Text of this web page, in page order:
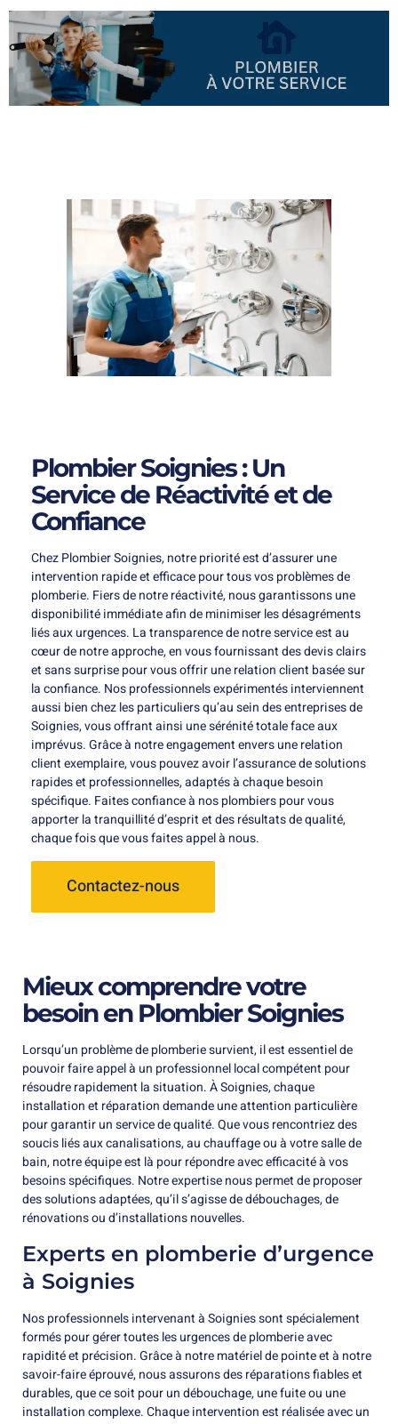
Plombier Soignies : Un
Service de Réactivité et de
Confiance
Chez Plombier Soignies, notre priorité est d’assurer une
intervention rapide et efficace pour tous vos problèmes de
plomberie. Fiers de notre réactivité, nous garantissons une
disponibilité immédiate afin de minimiser les désagréments
liés aux urgences. La transparence de notre service est au
cœur de notre approche, en vous fournissant des devis clairs
et sans surprise pour vous offrir une relation client basée sur
la confiance. Nos professionnels expérimentés interviennent
aussi bien chez les particuliers qu’au sein des entreprises de
Soignies, vous offrant ainsi une sérénité totale face aux
imprévus. Grâce à notre engagement envers une relation
client exemplaire, vous pouvez avoir l’assurance de solutions
rapides et professionnelles, adaptés à chaque besoin
spécifique. Faites confiance à nos plombiers pour vous
apporter la tranquillité d’esprit et des résultats de qualité,
chaque fois que vous faites appel à nous.
Contactez-nous
Mieux comprendre votre
besoin en Plombier Soignies
Lorsqu’un problème de plomberie survient, il est essentiel de
pouvoir faire appel à un professionnel local compétent pour
résoudre rapidement la situation. À Soignies, chaque
installation et réparation demande une attention particulière
pour garantir un service de qualité. Que vous rencontriez des
soucis liés aux canalisations, au chauffage ou à votre salle de
bain, notre équipe est là pour répondre avec efficacité à vos
besoins spécifiques. Notre expertise nous permet de proposer
des solutions adaptées, qu’il s’agisse de débouchages, de
rénovations ou d’installations nouvelles.
Experts en plomberie d’urgence
à Soignies
Nos professionnels intervenant à Soignies sont spécialement
formés pour gérer toutes les urgences de plomberie avec
rapidité et précision. Grâce à notre matériel de pointe et à notre
savoir-faire éprouvé, nous assurons des réparations fiables et
durables, que ce soit pour un débouchage, une fuite ou une
installation complexe. Chaque intervention est réalisée avec un